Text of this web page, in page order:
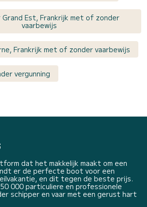
Est, Frankrijk met of zonder
vaarbewijs
Frankrijk met of zonder vaarbewijs
vergunning
dat het makkelijk maakt om een
er de perfecte boot voor een
en dit tegen de beste prijs.
000 particuliere en professionele
schipper en vaar met een gerust hart